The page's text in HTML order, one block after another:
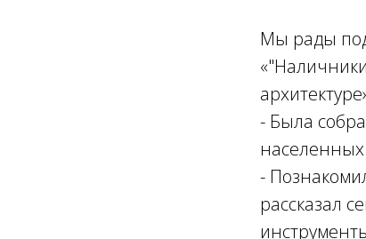
Мы рады
- Была
-
рассказал